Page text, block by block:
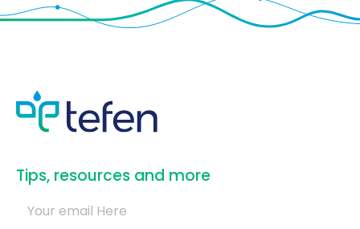
​Tips, resources and more